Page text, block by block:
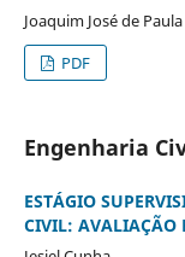
Joaquim José de
PDF
Engenharia
ESTÁGIO
CIVIL: AVALIAÇÃO